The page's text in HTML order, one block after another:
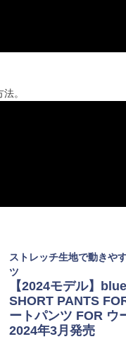
。
ストレッチ生地で動きや
ツ
【2024モデル】
SHORT PANTS
ートパンツ FOR ウ
2024年3月発売